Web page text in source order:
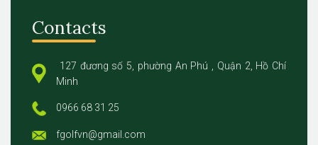
Contacts
127 đương số 5, phường An Phú , Quận 2, Hồ Chí
Minh
0966 68 31 25
fgolfvn@gmail.com